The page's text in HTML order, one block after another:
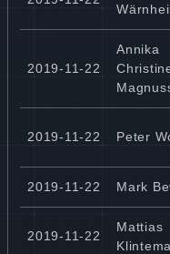
2019-11-22
Annika
2019-11-22 Peter
2019-11-22 Mark
2019-11-22
Mattias